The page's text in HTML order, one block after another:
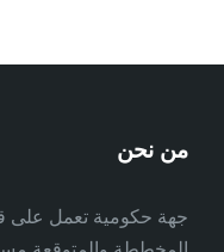
من نحن
جهة حكومية تعمل على